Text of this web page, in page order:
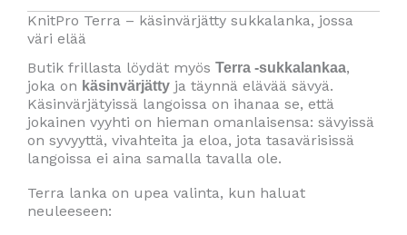
KnitPro Terra – käsinvärjätty sukkalanka, jossa
väri elää
Butik frillasta löydät myös Terra -sukkalankaa,
joka on käsinvärjätty ja täynnä elävää sävyä.
Käsinvärjätyissä langoissa on ihanaa se, että
jokainen vyyhti on hieman omanlaisensa: sävyissä
on syvyyttä, vivahteita ja eloa, jota tasavärisissä
langoissa ei aina samalla tavalla ole.
Terra lanka on upea valinta, kun haluat
neuleeseen: